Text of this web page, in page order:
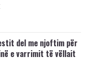
del me njoftim për
e varrimit të vëllait